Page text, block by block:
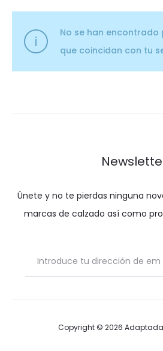
No se han
que coincidan con tu
Únete y no te pierdas ninguna
marcas de calzado así como
Copyright © 2026